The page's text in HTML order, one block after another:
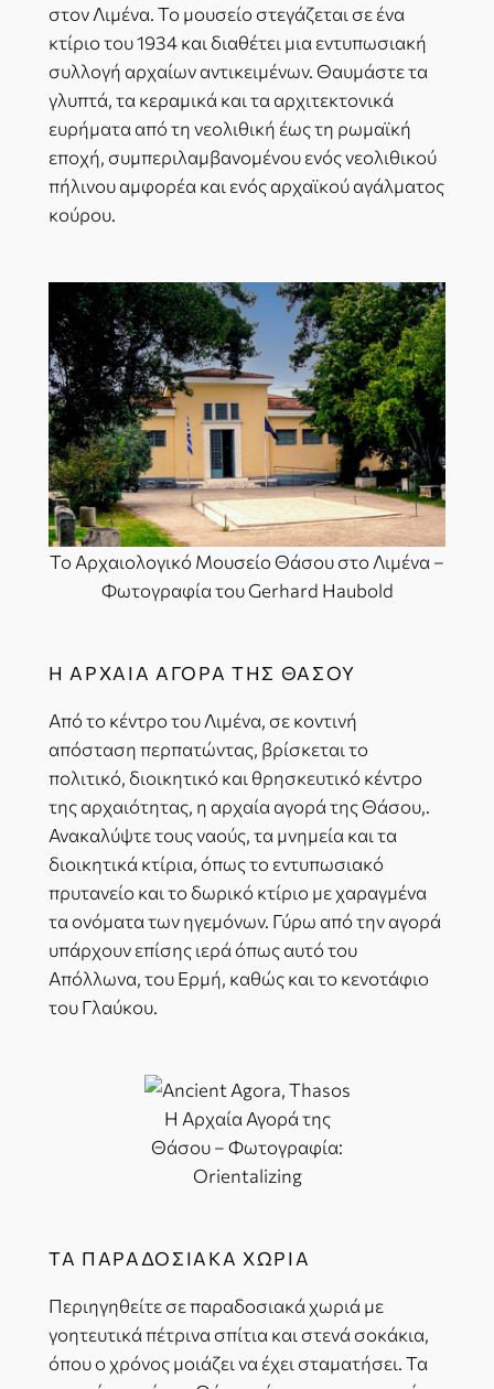
στον Λιμένα. Το μουσείο στεγάζεται σε ένα
κτίριο του 1934 και διαθέτει μια εντυπωσιακή
συλλογή αρχαίων αντικειμένων. Θαυμάστε τα
γλυπτά, τα κεραμικά και τα αρχιτεκτονικά
ευρήματα από τη νεολιθική έως τη ρωμαϊκή
εποχή, συμπεριλαμβανομένου ενός νεολιθικού
πήλινου αμφορέα και ενός αρχαϊκού αγάλματος
κούρου.
To Αρχαιολογικό Μουσείο Θάσου στο Λιμένα –
Φωτογραφία του Gerhard Haubold
Η ΑΡΧΑΊΑ ΑΓΟΡΆ ΤΗΣ ΘΆΣΟΥ
Από το κέντρο του Λιμένα, σε κοντινή
απόσταση περπατώντας, βρίσκεται το
πολιτικό, διοικητικό και θρησκευτικό κέντρο
της αρχαιότητας, η αρχαία αγορά της Θάσου,.
Ανακαλύψτε τους ναούς, τα μνημεία και τα
διοικητικά κτίρια, όπως το εντυπωσιακό
πρυτανείο και το δωρικό κτίριο με χαραγμένα
τα ονόματα των ηγεμόνων. Γύρω από την αγορά
υπάρχουν επίσης ιερά όπως αυτό του
Απόλλωνα, του Ερμή, καθώς και το κενοτάφιο
του Γλαύκου.
Η Αρχαία Αγορά της
Θάσου – Φωτογραφία:
Orientalizing
ΤΑ ΠΑΡΑΔΟΣΙΑΚΆ ΧΩΡΙΆ
Περιηγηθείτε σε παραδοσιακά χωριά με
γοητευτικά πέτρινα σπίτια και στενά σοκάκια,
όπου ο χρόνος μοιάζει να έχει σταματήσει. Τα